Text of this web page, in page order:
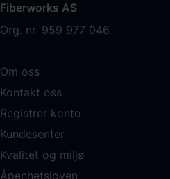
Fiberworks AS
Org. nr. 959 977 046
Om oss
Kontakt oss
Registrer konto
Kundesenter
Kvalitet og miljø
Åpenhetsloven